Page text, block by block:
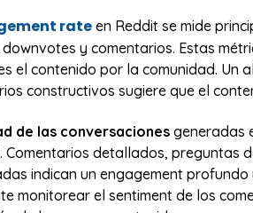
rateen Reddit se mide
y comentarios. Estas
el contenido por la comunidad. Un
constructivos sugiere que el
de las conversaciones generadas
Comentarios detallados, preguntas
indican un engagement profundo
monitorear el sentiment de los